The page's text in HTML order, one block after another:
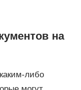
на
либо